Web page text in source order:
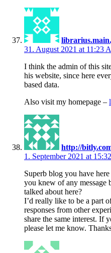
31. August 2021 at 11:23
I think the admin of this
his website, since here
based data.
Also visit my homepage –
http://
1. September 2021 at 15:32
Superb blog you have
you knew of any message
talked about here?
I’d really like to be a part
responses from other
share the same interest. If
please let me know.